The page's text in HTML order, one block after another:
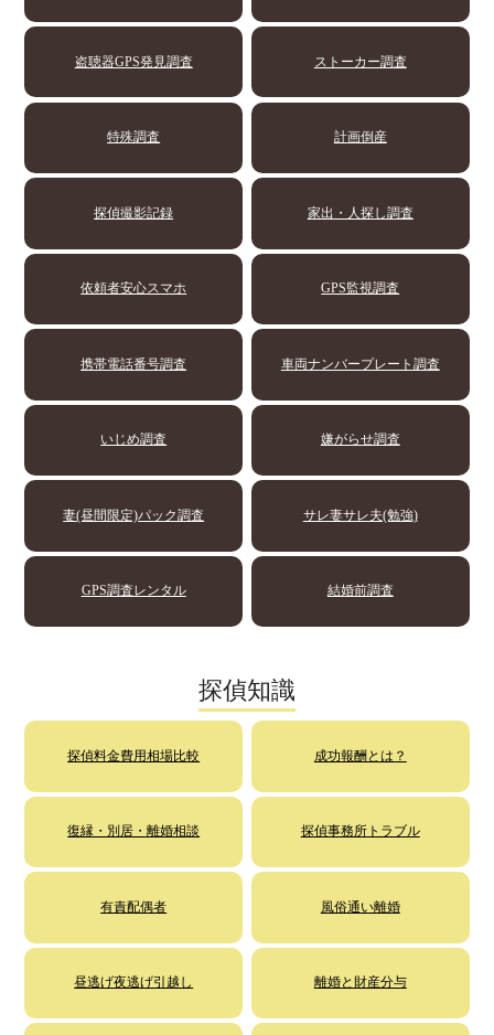
盗聴器GPS発見調査 ストーカー調査
特殊調査 計画倒産
探偵撮影記録 家出・人探し調査
依頼者安心スマホ GPS監視調査
携帯電話番号調査 車両ナンバープレート調査
いじめ調査 嫌がらせ調査
妻(昼間限定)パック調査 サレ妻サレ夫(勉強)
GPS調査レンタル 結婚前調査
探偵知識
探偵料金費用相場比較 成功報酬とは？
復縁・別居・離婚相談 探偵事務所トラブル
有責配偶者 風俗通い離婚
昼逃げ夜逃げ引越し 離婚と財産分与